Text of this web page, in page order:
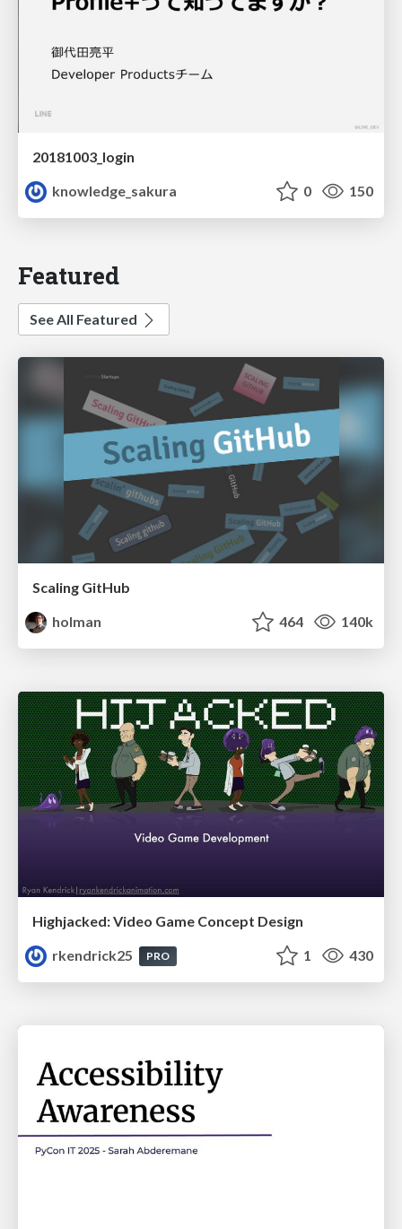
20181003_login
knowledge_sakura
0 150
Featured
See All Featured
Scaling GitHub
holman
464 140k
Highjacked: Video Game Concept Design
rkendrick25
PRO 1 430